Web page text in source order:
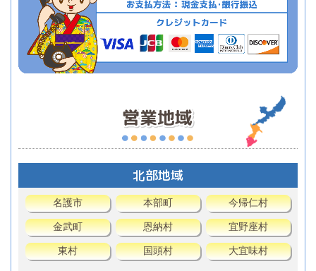
北部地域
名護市 本部町 今帰仁村
金武町 恩納村 宜野座村
東村 国頭村 大宜味村